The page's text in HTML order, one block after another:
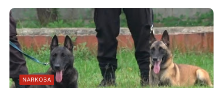
NARKOBA